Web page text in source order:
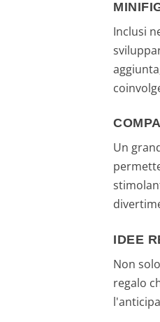
Inclusi
Un
IDEE
Non
regalo